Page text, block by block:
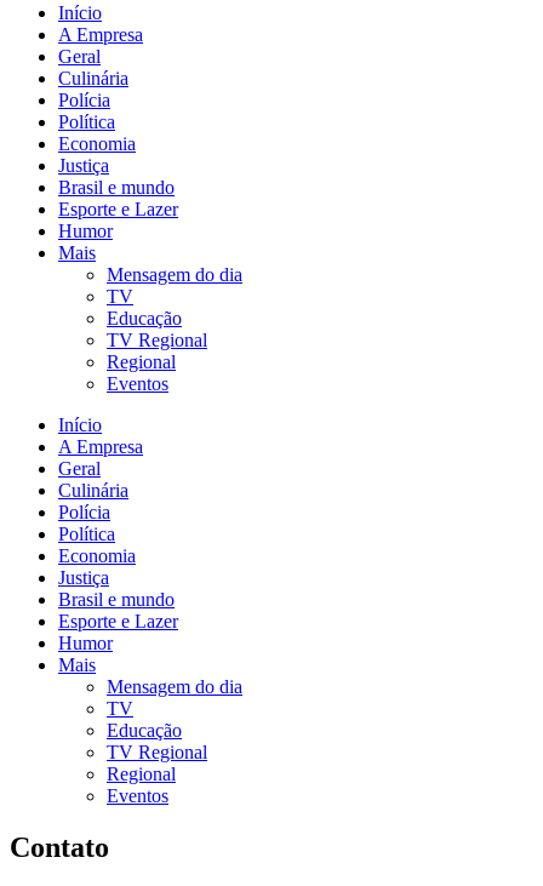
Início
A Empresa
Geral
Culinária
Polícia
Política
Economia
Justiça
Brasil e mundo
Esporte e Lazer
Humor
Mais
Mensagem do dia
TV
Educação
TV Regional
Regional
Eventos
Início
A Empresa
Geral
Culinária
Polícia
Política
Economia
Justiça
Brasil e mundo
Esporte e Lazer
Humor
Mais
Mensagem do dia
TV
Educação
TV Regional
Regional
Eventos
Contato